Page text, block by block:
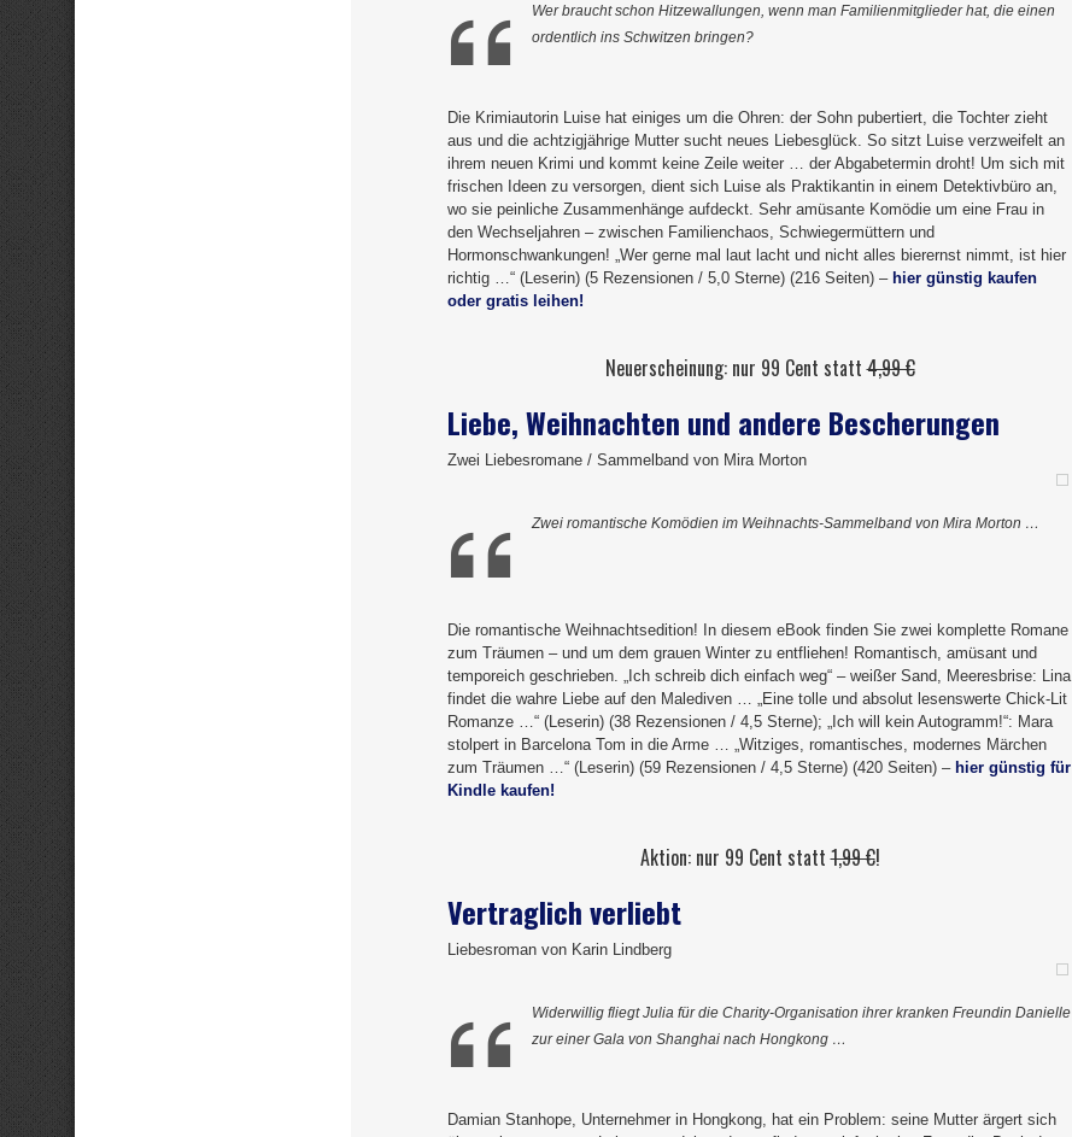
Wer braucht schon Hitzewallungen, wenn man Familienmitglieder hat, die einen
ordentlich ins Schwitzen bringen?
Die Krimiautorin Luise hat einiges um die Ohren: der Sohn pubertiert, die Tochter zieht
aus und die achtzigjährige Mutter sucht neues Liebesglück. So sitzt Luise verzweifelt an
ihrem neuen Krimi und kommt keine Zeile weiter … der Abgabetermin droht! Um sich mit
frischen Ideen zu versorgen, dient sich Luise als Praktikantin in einem Detektivbüro an,
wo sie peinliche Zusammenhänge aufdeckt. Sehr amüsante Komödie um eine Frau in
den Wechseljahren – zwischen Familienchaos, Schwiegermüttern und
Hormonschwankungen! „Wer gerne mal laut lacht und nicht alles bierernst nimmt, ist hier
richtig …“ (Leserin) (5 Rezensionen / 5,0 Sterne) (216 Seiten) – hier günstig kaufen
oder gratis leihen!
Neuerscheinung: nur 99 Cent statt4,99 €
Liebe, Weihnachten und andere Bescherungen
Zwei Liebesromane / Sammelband von Mira Morton
Zwei romantische Komödien im Weihnachts-Sammelband von Mira Morton …
Die romantische Weihnachtsedition! In diesem eBook finden Sie zwei komplette Romane
zum Träumen – und um dem grauen Winter zu entfliehen! Romantisch, amüsant und
temporeich geschrieben. „Ich schreib dich einfach weg“ – weißer Sand, Meeresbrise: Lina
findet die wahre Liebe auf den Malediven … „Eine tolle und absolut lesenswerte Chick-Lit
Romanze …“ (Leserin) (38 Rezensionen / 4,5 Sterne); „Ich will kein Autogramm!“: Mara
stolpert in Barcelona Tom in die Arme … „Witziges, romantisches, modernes Märchen
zum Träumen …“ (Leserin) (59 Rezensionen / 4,5 Sterne) (420 Seiten) – hier günstig für
Kindle kaufen!
Aktion: nur 99 Cent statt1,99 €!
Vertraglich verliebt
Liebesroman von Karin Lindberg
Widerwillig fliegt Julia für die Charity-Organisation ihrer kranken Freundin Danielle
zur einer Gala von Shanghai nach Hongkong …
Damian Stanhope, Unternehmer in Hongkong, hat ein Problem: seine Mutter ärgert sich